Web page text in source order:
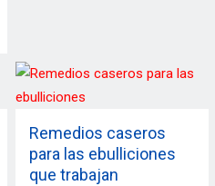
Remedios caseros
para las ebulliciones
que trabajan